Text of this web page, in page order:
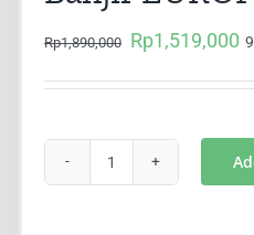
Rp1,890,000
Original
Rp1,519,000